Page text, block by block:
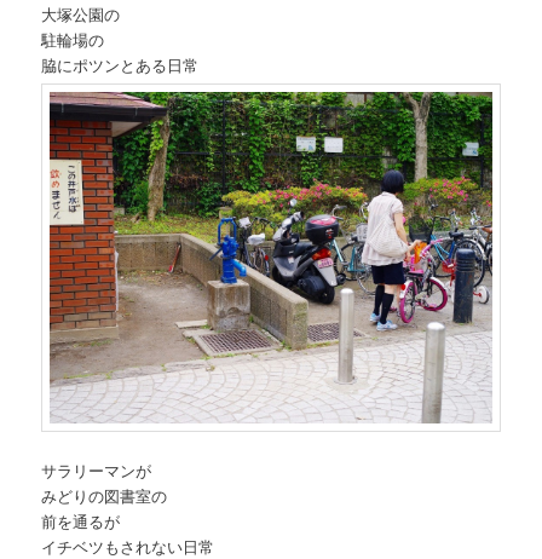
大塚公園の
駐輪場の
脇にポツンとある日常
サラリーマンが
みどりの図書室の
前を通るが
イチベツもされない日常